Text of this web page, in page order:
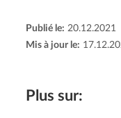
Publié le: 20.12.2021
Mis à jour le:
Plus sur: